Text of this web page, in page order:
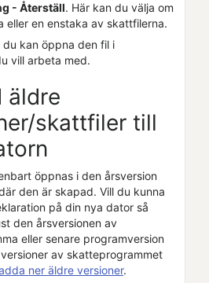
- Återställ. Här kan du välja om
eller en enstaka av skattfilerna.
kan öppna den fil i
vill arbeta med.
äldre
skattfiler till
öppnas i den årsversion
den är skapad. Vill du kunna
på din nya dator så
den årsversionen av
eller senare programversion
av skatteprogrammet
ner äldre versioner.